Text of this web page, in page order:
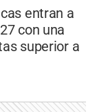
entran a
con una
superior a